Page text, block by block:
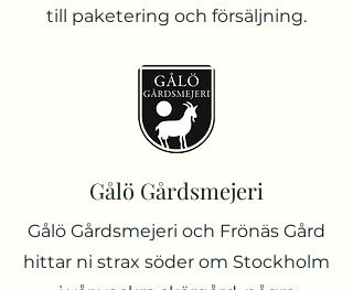
till paketering och försäljning.
Gålö Gårdsmejeri
Gålö Gårdsmejeri och Frönäs Gård
hittar ni strax söder om Stockholm